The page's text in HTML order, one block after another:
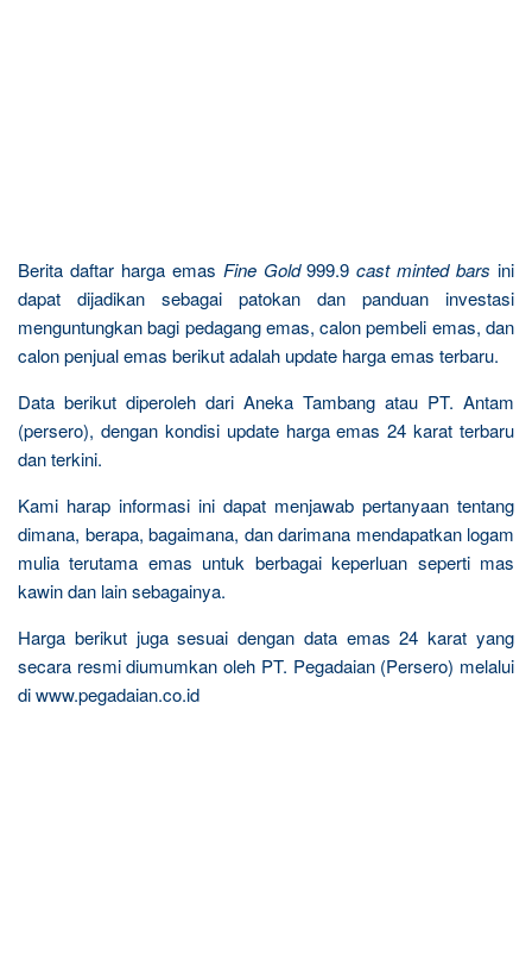
Berita daftar harga emas Fine Gold999.9cast minted barsini
dapat dijadikan sebagai patokan dan panduan investasi
menguntungkan bagi pedagang emas, calon pembeli emas, dan
calon penjual emas berikut adalah update harga emas terbaru.
Data berikut diperoleh dari Aneka Tambang atau PT. Antam
(persero), dengan kondisi update harga emas 24 karat terbaru
dan terkini.
Kami harap informasi ini dapat menjawab pertanyaan tentang
dimana, berapa, bagaimana, dan darimana mendapatkan logam
mulia terutama emas untuk berbagai keperluan seperti mas
kawin dan lain sebagainya.
Harga berikut juga sesuai dengan data emas 24 karat yang
secara resmi diumumkan oleh PT. Pegadaian (Persero) melalui
di www.pegadaian.co.id